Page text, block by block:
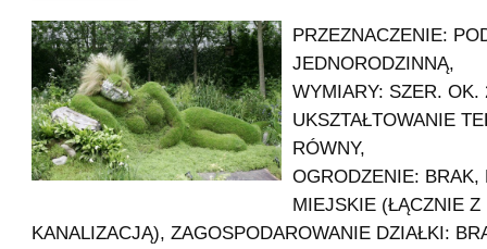
PRZEZNACZENIE:
JEDNORODZINNĄ,
WYMIARY: SZER. OK.
UKSZTAŁTOWANIE
RÓWNY,
OGRODZENIE: BRAK,
MIEJSKIE (ŁĄCZNIE Z
KANALIZACJĄ), ZAGOSPODAROWANIE DZIAŁKI: